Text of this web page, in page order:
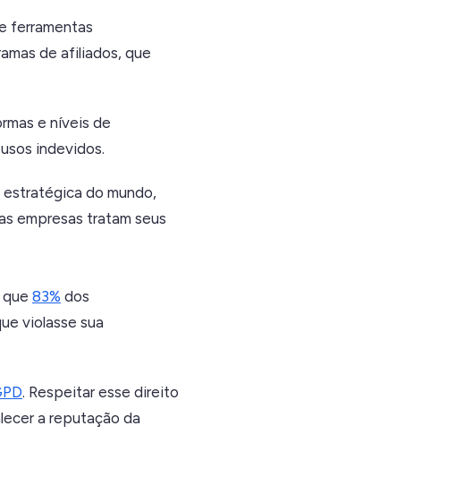
ferramentas
de afiliados, que
e níveis de
indevidos.
do mundo,
empresas tratam seus
83% dos
violasse sua
. Respeitar esse direito
a reputação da